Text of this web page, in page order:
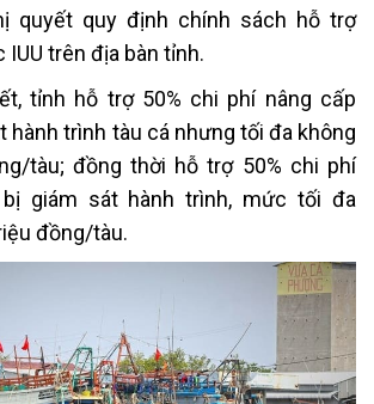
quyết quy định chính sách hỗ trợ
IUU trên địa bàn tỉnh.
tỉnh hỗ trợ 50% chi phí nâng cấp
hành trình tàu cá nhưng tối đa không
tàu; đồng thời hỗ trợ 50% chi phí
giám sát hành trình, mức tối đa
đồng/tàu.